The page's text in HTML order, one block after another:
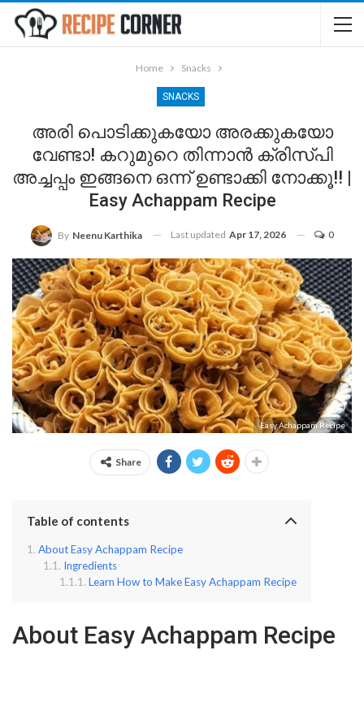
Home Snacks
SNACKS
അരി പൊടിക്കുകയോ അരക്കുകയോ
വേണ്ടാ! കറുമുറെ തിന്നാൻ ക്രിസ്‌പി
അച്ചപ്പം ഇങ്ങനെ ഒന്ന് ഉണ്ടാക്കി നോക്കൂ!! |
Easy Achappam Recipe
By Neenu Karthika Last updated Apr 17, 2026 0
Easy Achappam Recipe
Share
Table of contents
About Easy Achappam Recipe
Ingredients
Learn How to Make Easy Achappam Recipe
About Easy Achappam Recipe